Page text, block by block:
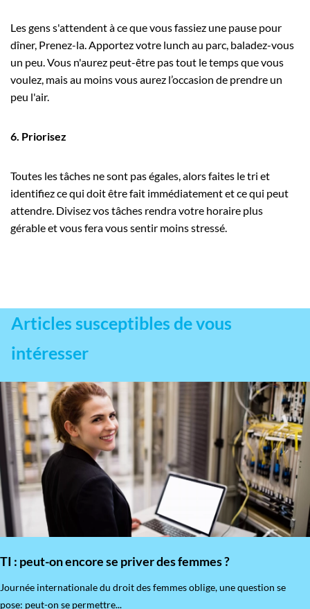
Les gens s'attendent à ce que vous fassiez une pause pour
dîner, Prenez-la. Apportez votre lunch au parc, baladez-vous
un peu. Vous n'aurez peut-être pas tout le temps que vous
voulez, mais au moins vous aurez l’occasion de prendre un
peu l'air.
6. Priorisez
Toutes les tâches ne sont pas égales, alors faites le tri et
identifiez ce qui doit être fait immédiatement et ce qui peut
attendre. Divisez vos tâches rendra votre horaire plus
gérable et vous fera vous sentir moins stressé.
Articles susceptibles de vous
intéresser
TI : peut-on encore se priver des femmes ?
​Journée internationale du droit des femmes oblige, une question se
pose: peut-on se permettre...